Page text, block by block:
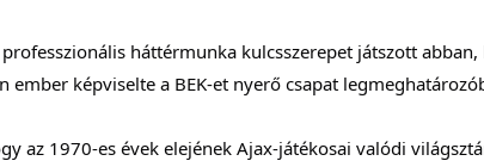
háttérmunka kulcsszerepet játszott abban,
képviselte a BEK-et nyerő csapat
az 1970-es évek elejének Ajax-játékosai valódi